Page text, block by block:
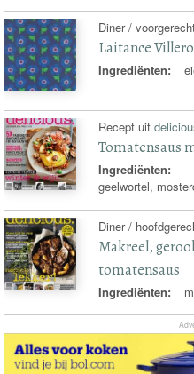
Diner /
Laitance
Ingrediënten:
Recept uit
Tomatensaus
Ingrediënten:
geelwortel,
Diner /
Makreel,
tomatensaus
Ingrediënten: